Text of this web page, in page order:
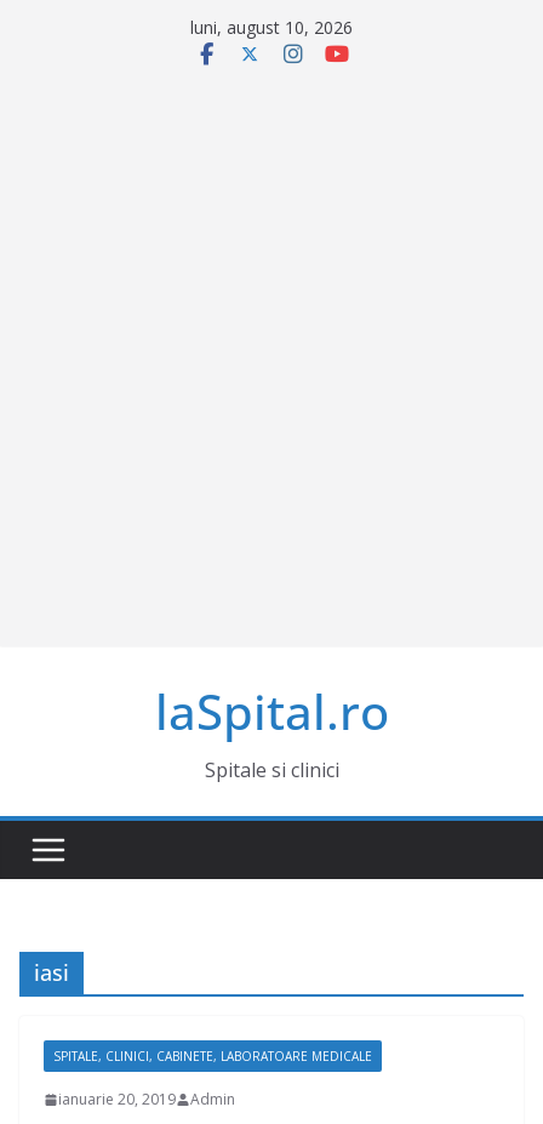
luni, august 10, 2026
laSpital.ro
Spitale si clinici
iasi
SPITALE, CLINICI, CABINETE, LABORATOARE MEDICALE
ianuarie 20, 2019 Admin